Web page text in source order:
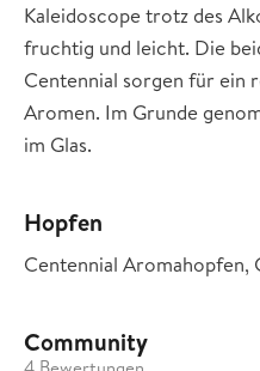
Kaleidoscope trotz des
fruchtig und leicht. Die
Centennial sorgen für ein
Aromen. Im Grunde
im Glas.
Hopfen
Centennial Aromahopfen,
Community